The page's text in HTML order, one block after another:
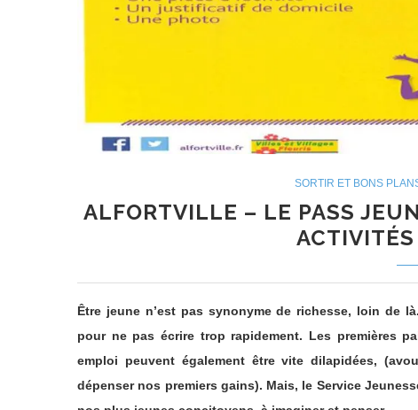
SORTIR ET BONS
ALFORTVILLE – LE PASS
Être jeune n’est pas synonyme de richesse, loin de
pour ne pas écrire trop rapidement. Les premières
emploi peuvent également être vite dilapidées,
dépenser nos premiers gains). Mais, le Service